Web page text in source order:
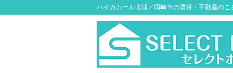
ハイカムール北浦／岡崎市の賃貸・不動産の